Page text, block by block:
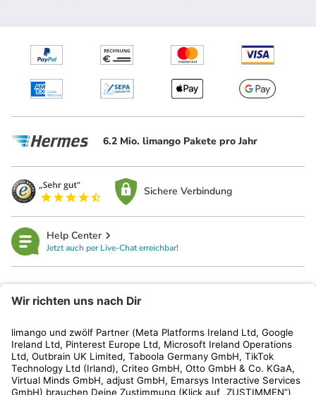
6.2 Mio. limango Pakete pro Jahr
Sichere Verbindung
Help Center
Jetzt auch per Live-Chat erreichbar!
Kundenservice
Shop